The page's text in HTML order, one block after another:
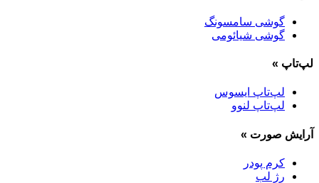
گوشی سامسونگ
گوشی شیائومی
لپ‌تاپ »
لپ‌تاپ ایسوس
لپ‌تاپ لنوو
آرایش صورت »
کرم پودر
رژ لب